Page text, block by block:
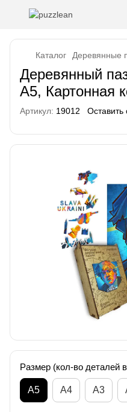
Каталог Деревянные
Деревянный
А5, Картонная
Артикул: 19012 Оставить
Размер (кол-во деталей
А5 А4 A3